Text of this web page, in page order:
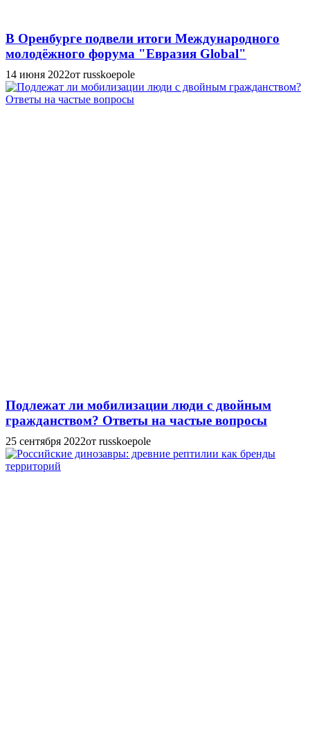
В Оренбурге подвели итоги Международного
молодёжного форума "Евразия Global"
14 июня 2022от russkoepole
Подлежат ли мобилизации люди с двойным
гражданством? Ответы на частые вопросы
25 сентября 2022от russkoepole